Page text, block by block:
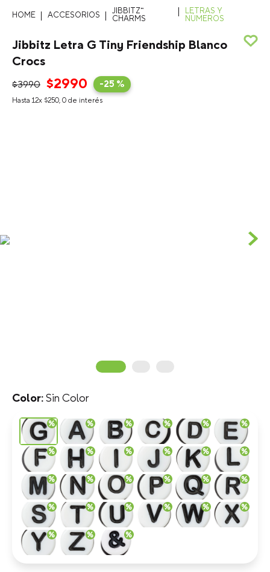
ACCESORIOS
JIBBITZ™
CHARMS
LETRAS Y
NÚMEROS
Jibbitz Letra G Tiny Friendship Blanco
Crocs
$3990 $2990 -25 %
Hasta 12x $250, 0 de interés
Sin Color